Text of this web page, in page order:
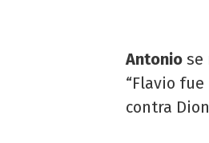
Antonio se
“Flavio
contra